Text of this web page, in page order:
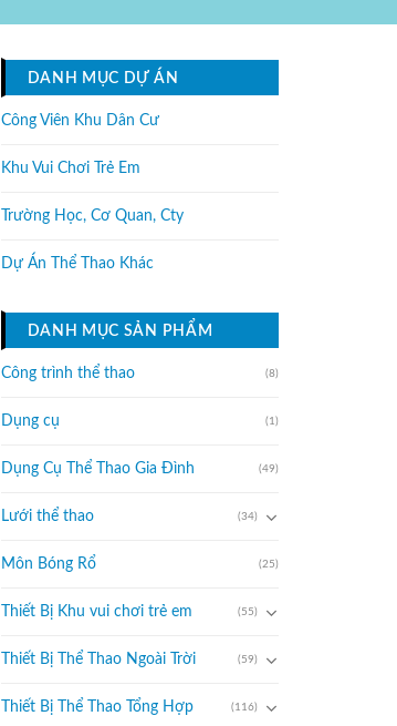
DANH MỤC DỰ ÁN
Công Viên Khu Dân Cư
Khu Vui Chơi Trẻ Em
Trường Học, Cơ Quan, Cty
Dự Án Thể Thao Khác
DANH MỤC SẢN PHẨM
Công trình thể thao (8)
Dụng cụ (1)
Dụng Cụ Thể Thao Gia Đình (49)
Lưới thể thao (34)
Môn Bóng Rổ (25)
Thiết Bị Khu vui chơi trẻ em (55)
Thiết Bị Thể Thao Ngoài Trời (59)
Thiết Bị Thể Thao Tổng Hợp (116)